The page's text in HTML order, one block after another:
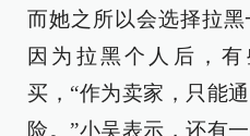
而她之所以会选择拉
因为拉黑个人后，
买，“作为卖家，只能
险。”小吴表示，还有